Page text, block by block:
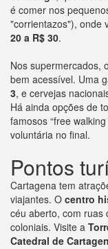
é comer nos
"corrientazos"), onde
20 a R$ 30.
Nos supermercados,
bem acessível. Uma
3, e cervejas
Há ainda opções de
famosos “free
voluntária no final.
Pontos
Cartagena tem
viajantes. O centro
céu aberto, com ruas
coloniais. Visite a
Catedral de